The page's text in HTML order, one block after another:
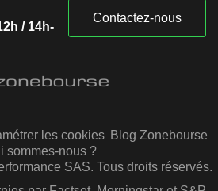
/ 14h-
Contactez-nous
les cookies Blog Zonebourse
sommes-nous ?
SAS. Tous droits réservés.